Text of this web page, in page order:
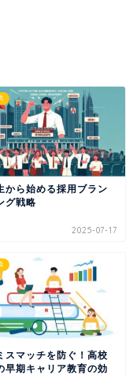
から始める採用ブラン
グ戦略
2025-07-17
スマッチを防ぐ！高校
早期キャリア教育の効